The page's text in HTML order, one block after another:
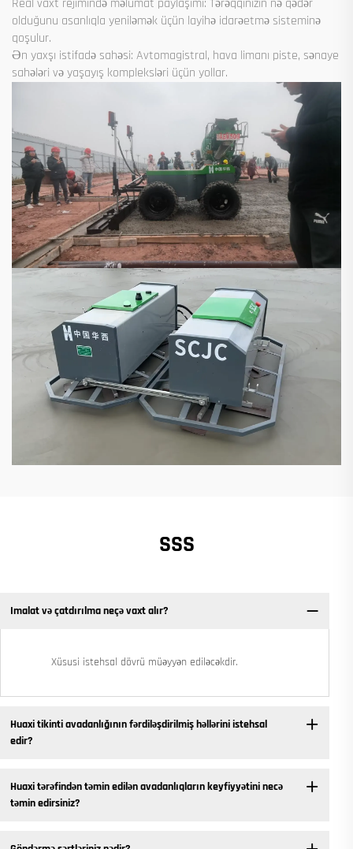
Real vaxt rejimində məlumat paylaşımı: Tərəqqinizin nə qədər
olduğunu asanlıqla yeniləmək üçün layihə idarəetmə sisteminə
qoşulur.
Ən yaxşı istifadə sahəsi: Avtomagistral, hava limanı piste, sənaye
sahələri və yaşayış kompleksləri üçün yollar.
SSS
Imalat və çatdırılma neçə vaxt alır?
Xüsusi istehsal dövrü müəyyən ediləcəkdir.
Huaxi tikinti avadanlığının fərdiləşdirilmiş həllərini istehsal
edir?
Huaxi tərəfindən təmin edilən avadanlıqların keyfiyyətini necə
təmin edirsiniz?